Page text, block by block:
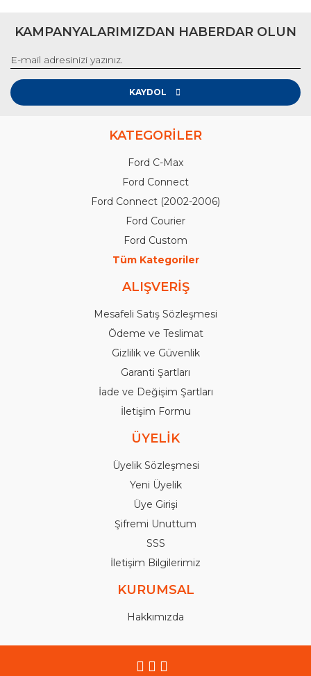
KAMPANYALARIMIZDAN HABERDAR OLUN
KAYDOL
KATEGORİLER
Ford C-Max
Ford Connect
Ford Connect (2002-2006)
Ford Courier
Ford Custom
Tüm Kategoriler
ALIŞVERİŞ
Mesafeli Satış Sözleşmesi
Ödeme ve Teslimat
Gizlilik ve Güvenlik
Garanti Şartları
İade ve Değişim Şartları
İletişim Formu
ÜYELİK
Üyelik Sözleşmesi
Yeni Üyelik
Üye Girişi
Şifremi Unuttum
SSS
İletişim Bilgilerimiz
KURUMSAL
Hakkımızda